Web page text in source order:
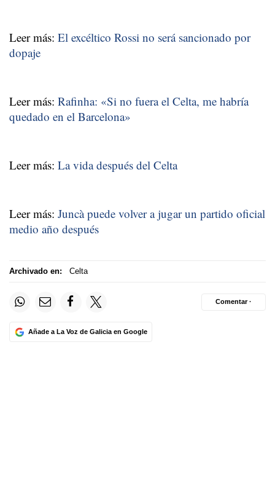
Leer más: El excéltico Rossi no será sancionado por
dopaje
Leer más: Rafinha: «Si no fuera el Celta, me habría
quedado en el Barcelona»
Leer más: La vida después del Celta
Leer más: Juncà puede volver a jugar un partido oficial
medio año después
Archivado en: Celta
Añade a La Voz de Galicia en Google
Comentar ·